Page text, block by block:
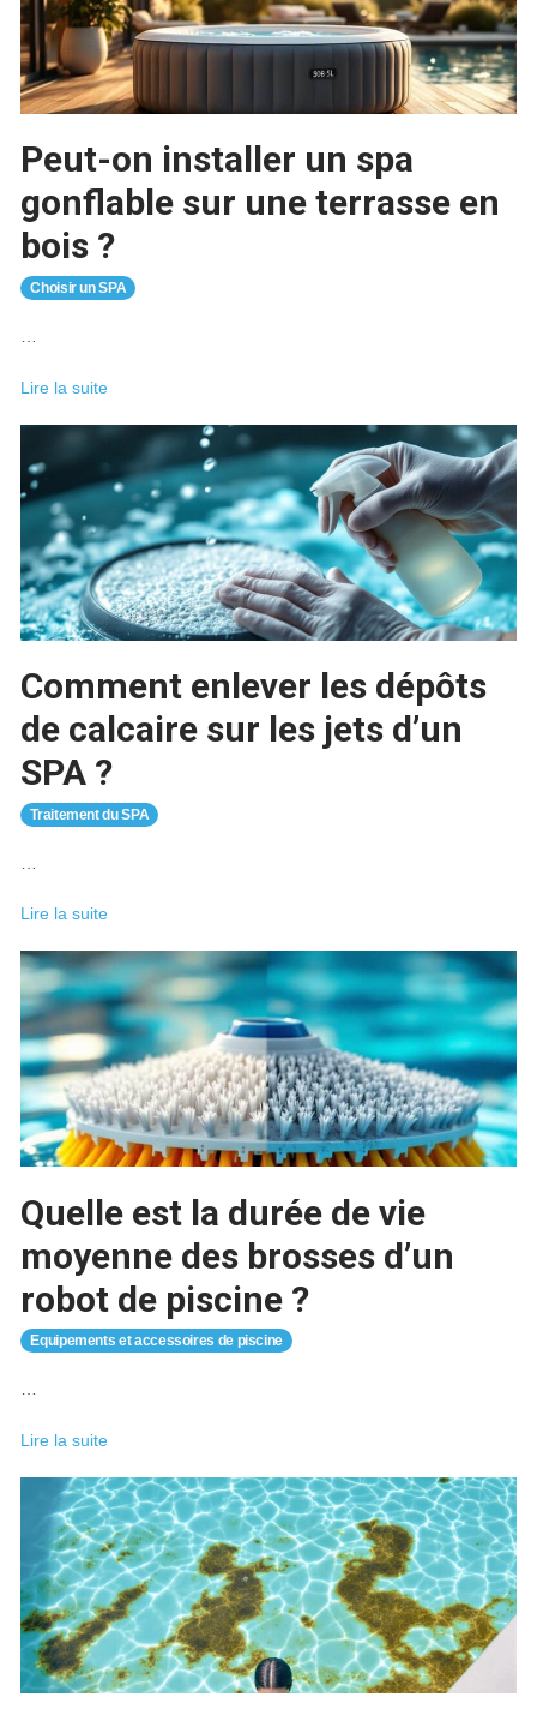
filtre
de
spa
?
Peut-on installer un spa
gonflable sur une terrasse en
bois ?
Choisir un SPA
Peut-
un
spa
gonflable
une
terrasse
en
bois
Lire la suite
Comment enlever les dépôts
de calcaire sur les jets d’un
SPA ?
Traitement du SPA
Comment
les
dépôts
de
calcaire
sur
les
jets
d’un
SPA
Lire la suite
Quelle est la durée de vie
moyenne des brosses d’un
robot de piscine ?
Equipements et accessoires de piscine
…
Quelle
durée
vie
moyenne
des
brosses
d’un
robot
Lire la suite